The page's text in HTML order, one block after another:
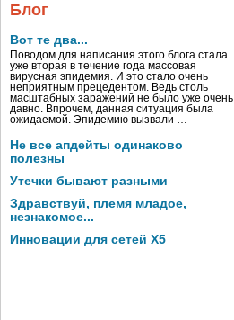
Блог
Вот те два...
Поводом для написания этого блога стала
уже вторая в течение года массовая
вирусная эпидемия. И это стало очень
неприятным прецедентом. Ведь столь
масштабных заражений не было уже очень
давно. Впрочем, данная ситуация была
ожидаемой. Эпидемию вызвали …
Не все апдейты одинаково
полезны
Утечки бывают разными
Здравствуй, племя младое,
незнакомое...
Инновации для сетей X5